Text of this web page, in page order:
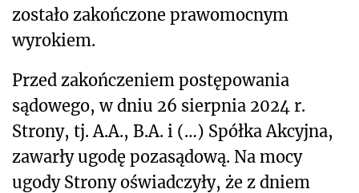
zostało zakończone prawomocnym
wyrokiem.
Przed zakończeniem postępowania
sądowego, w dniu 26 sierpnia 2024 r.
Strony, tj. A.A., B.A. i (…) Spółka Akcyjna,
zawarły ugodę pozasądową. Na mocy
ugody Strony oświadczyły, że z dniem